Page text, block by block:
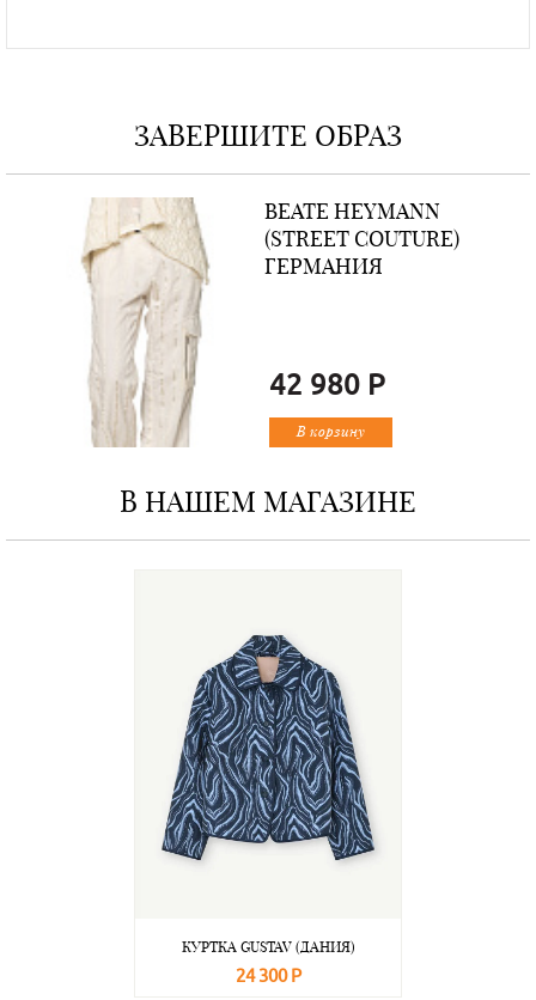
ЗАВЕРШИТЕ ОБРАЗ
BEATE НEYMANN
(STREET COUTURE)
ГЕРМАНИЯ
42 980 Р
В корзину
В НАШЕМ МАГАЗИНЕ
КУРТКА GUSTAV (ДАНИЯ)
24 300 Р